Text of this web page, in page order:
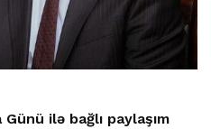
ilə bağlı paylaşım